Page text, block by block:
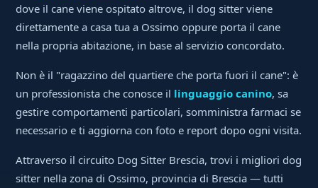
dove il cane viene ospitato altrove, il dog sitter viene
direttamente a casa tua a Ossimo oppure porta il cane
nella propria abitazione, in base al servizio concordato.
Non è il "ragazzino del quartiere che porta fuori il cane": è
un professionista che conosce il linguaggio canino, sa
gestire comportamenti particolari, somministra farmaci se
necessario e ti aggiorna con foto e report dopo ogni visita.
Attraverso il circuito Dog Sitter Brescia, trovi i migliori dog
sitter nella zona di Ossimo, provincia di Brescia — tutti